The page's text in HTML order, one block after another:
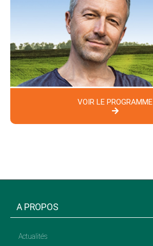
VOIR LE PROGRAMME
A PROPOS
Actualités